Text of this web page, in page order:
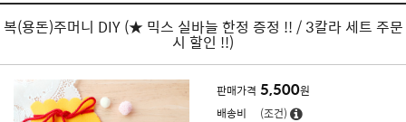
복(용돈)주머니 DIY (★ 믹스 실바늘 한정 증정 !! / 3칼라 세트 주문
시 할인 !!)
판매가격 5,500원
배송비
(조건)